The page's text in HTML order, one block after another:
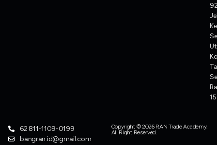
Copyright © 2026 RAN Trade Academy.
All Right Reserved.
62 811-1109-0199
bangran.id@gmail.com